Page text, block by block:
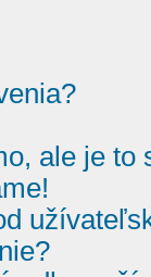
ale je to